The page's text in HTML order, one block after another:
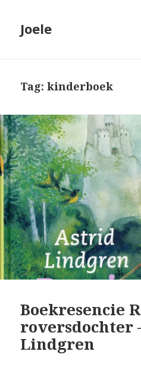
Joele
Tag: kinderboek
Boekresencie
roversdochter
Lindgren